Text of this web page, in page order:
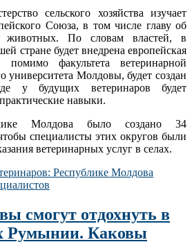
сельского хозяйства изучает
Союза, в том числе главу об
животных. По словам властей, в
стране будет внедрена европейская
факультета ветеринарной
университета Молдовы, будет создан
у будущих ветеринаров будет
навыки.
Молдова было создано 34
специалисты этих округов были
ветеринарных услуг в селах.
Республике Молдова
смогут отдохнуть в
Румынии. Каковы